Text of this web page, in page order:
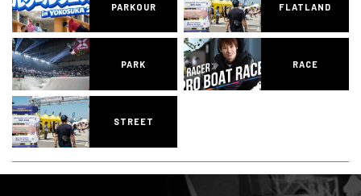
PARKOUR FLATLAND
PARK RACE
STREET